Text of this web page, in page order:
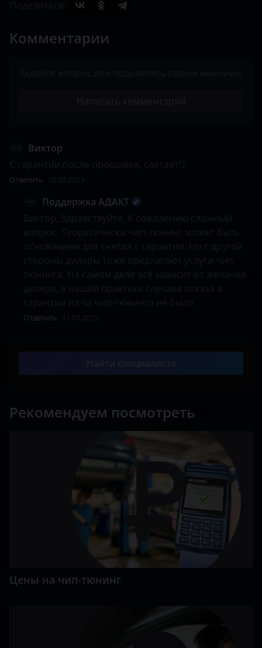
Комментарии
Виктор
Ответить
Поддержка АДАКТ
Ответить
Найти специалиста
Рекомендуем посмотреть
Цены на чип-тюнинг